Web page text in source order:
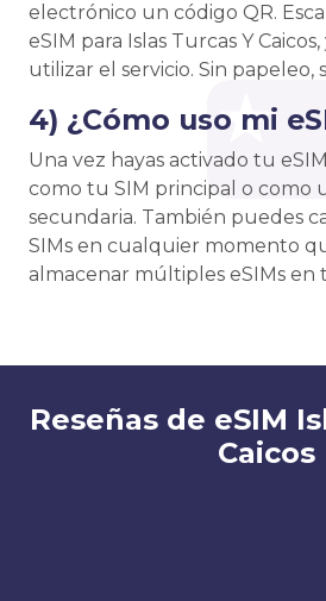
electrónico un código QR.
eSIM para Islas Turcas Y
utilizar el servicio. Sin papeleo,
4) ¿Cómo uso mi
Una vez hayas activado tu
como tu SIM principal o como
secundaria. También puedes
SIMs en cualquier momento
almacenar múltiples eSIMs en
Reseñas de eSIM
Caicos